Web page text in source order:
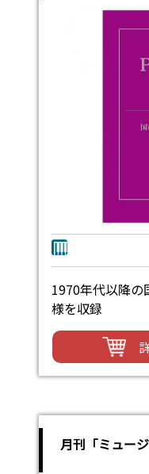
1970年代以降
様を収録
月刊「ミュー